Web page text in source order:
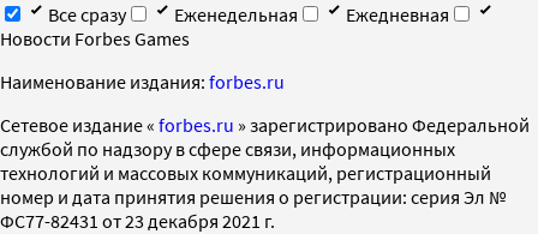
Все сразу
Еженедельная
Ежедневная
Новости Forbes Games
Наименование издания: forbes.ru
Cетевое издание « forbes.ru » зарегистрировано Федеральной
службой по надзору в сфере связи, информационных
технологий и массовых коммуникаций, регистрационный
номер и дата принятия решения о регистрации: серия Эл №
ФС77-82431 от 23 декабря 2021 г.